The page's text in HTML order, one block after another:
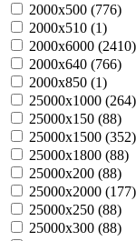
2000х500 (776)
2000х510 (1)
2000х6000 (2410)
2000х640 (766)
2000х850 (1)
25000х1000 (264)
25000х150 (88)
25000х1500 (352)
25000х1800 (88)
25000х200 (88)
25000х2000 (177)
25000х250 (88)
25000х300 (88)